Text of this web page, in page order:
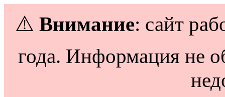
⚠️ Внимание: сайт
года. Информация не